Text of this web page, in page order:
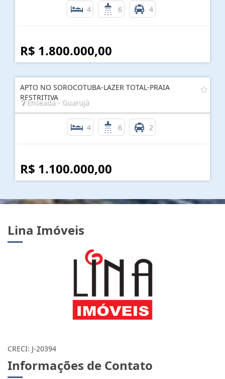
4 6 4
R$ 1.800.000,00
APTO NO SOROCOTUBA-LAZER TOTAL-PRAIA
RESTRITIVA
Enseada - Guarujá
4 6 2
R$ 1.100.000,00
Lina Imóveis
CRECI: J-20394
Informações de Contato